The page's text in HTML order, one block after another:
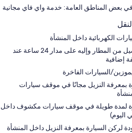
في بعض المناطق العامة: خدمة واي فاي مجانية
الكهربائية داخل المنشأة
تتوفر حافلة للتوصيل من المطار وإليه على مدار 24 ساعة عند
إضافية
السيارات الفاخرة
بمعرفة النزيل مجانًا في موقف سيارات
لمدة طويلة في موقف سيارات مكشوف داخل
لركن السيارة بمعرفة النزيل داخل المنشأة